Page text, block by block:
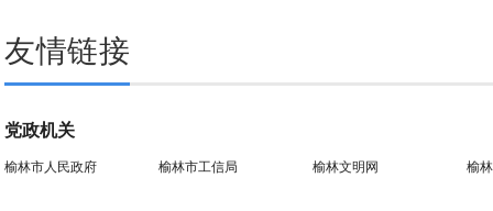
友情链接
党政机关
榆林市人民政府 榆林市工信局 榆林文明网 榆